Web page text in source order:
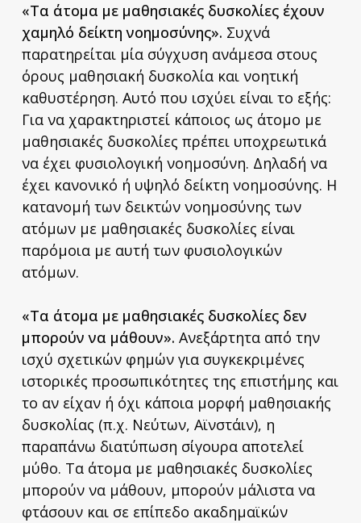
«Τα άτομα με μαθησιακές δυσκολίες έχουν
χαμηλό δείκτη νοημοσύνης». Συχνά
παρατηρείται μία σύγχυση ανάμεσα στους
όρους μαθησιακή δυσκολία και νοητική
καθυστέρηση. Αυτό που ισχύει είναι το εξής:
Για να χαρακτηριστεί κάποιος ως άτομο με
μαθησιακές δυσκολίες πρέπει υποχρεωτικά
να έχει φυσιολογική νοημοσύνη. Δηλαδή να
έχει κανονικό ή υψηλό δείκτη νοημοσύνης. Η
κατανομή των δεικτών νοημοσύνης των
ατόμων με μαθησιακές δυσκολίες είναι
παρόμοια με αυτή των φυσιολογικών
ατόμων.
«Τα άτομα με μαθησιακές δυσκολίες δεν
μπορούν να μάθουν». Ανεξάρτητα από την
ισχύ σχετικών φημών για συγκεκριμένες
ιστορικές προσωπικότητες της επιστήμης και
το αν είχαν ή όχι κάποια μορφή μαθησιακής
δυσκολίας (π.χ. Νεύτων, Αϊνστάιν), η
παραπάνω διατύπωση σίγουρα αποτελεί
μύθο. Τα άτομα με μαθησιακές δυσκολίες
μπορούν να μάθουν, μπορούν μάλιστα να
φτάσουν και σε επίπεδο ακαδημαϊκών